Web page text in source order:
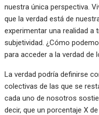
nuestra única perspectiva.
que la verdad está de
experimentar una realidad a
subjetividad. ¿Cómo
para acceder a la verdad de
La verdad podría definirse
colectivas de las que se
cada uno de nosotros
decir, que un porcentaje X